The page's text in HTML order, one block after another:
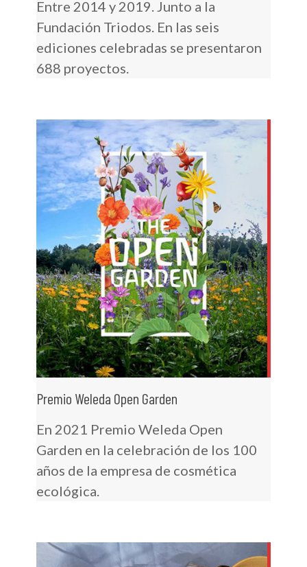
Entre 2014 y 2019. Junto a la
Fundación Triodos. En las seis
ediciones celebradas se presentaron
688 proyectos.
Premio Weleda Open Garden
En 2021 Premio Weleda Open
Garden en la celebración de los 100
años de la empresa de cosmética
ecológica.